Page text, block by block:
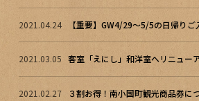
2021.04.24 【重要】GW4/29～5/5の日帰りご
2021.03.05 客室「えにし」和洋室へリニュー
2021.02.27 ３割お得！南小国町観光商品券に